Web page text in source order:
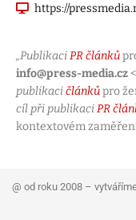
https://
„PublikaciPR článků
info@press-media.cz
publikacičlánkůpro
cíl při publikaciPR
kontextovém
@ od roku 2008 –